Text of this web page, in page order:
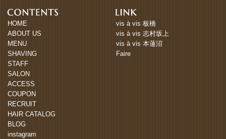
HOME
ABOUT US
MENU
SHAVING
STAFF
SALON
ACCESS
COUPON
RECRUIT
HAIR CATALOG
BLOG
instagram
vis à vis 板橋
vis à vis 志村坂上
vis à vis 本蓮沼
Faire